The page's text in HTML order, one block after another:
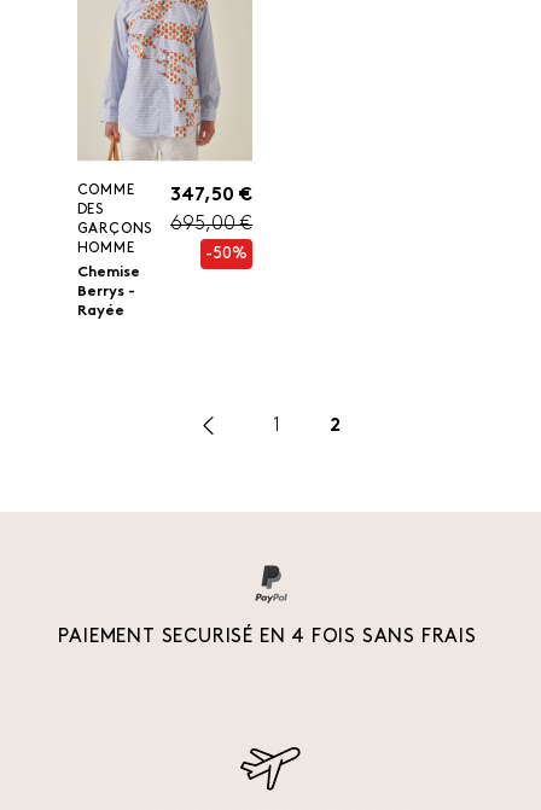
COMME
DES
GARÇONS
HOMME
Chemise
Berrys -
Rayée
347,50 €
695,00 €
-50%
1 2
PAIEMENT SECURISÉ EN 4 FOIS SANS FRAIS